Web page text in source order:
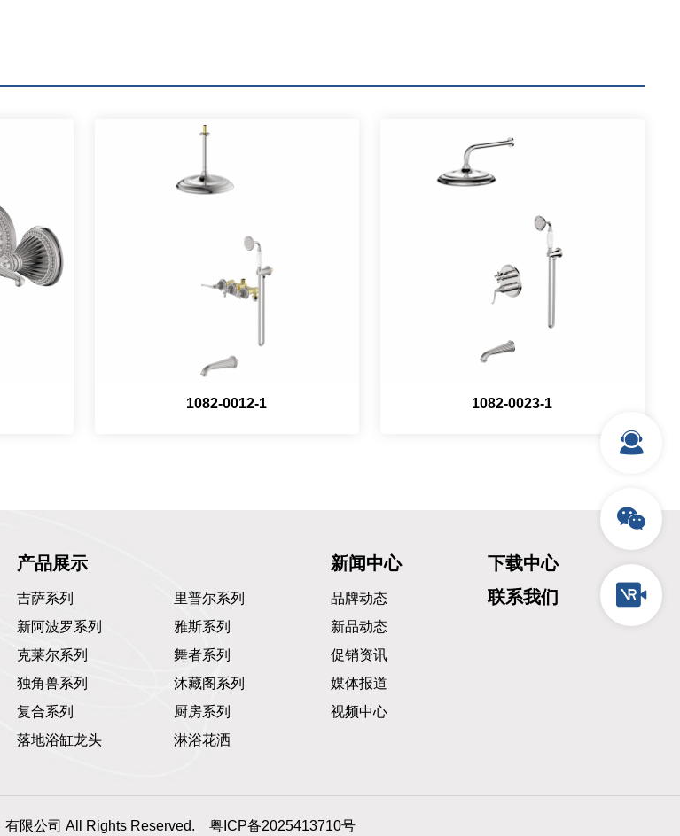
1082-0012-1 1082-0023-1
产品展示
吉萨系列
里普尔系列
新阿波罗系列
雅斯系列
克莱尔系列
舞者系列
独角兽系列
沐藏阁系列
复合系列
厨房系列
落地浴缸龙头
淋浴花洒
新闻中心
品牌动态
新品动态
促销资讯
媒体报道
视频中心
下载中心
联系我们
有限公司 All Rights Reserved. 粤ICP备2025413710号